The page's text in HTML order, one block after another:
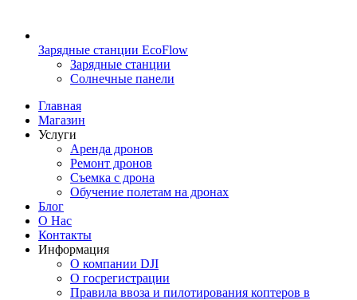
Зарядные станции EcoFlow
Зарядные станции
Солнечные панели
Главная
Магазин
Услуги
Аренда дронов
Ремонт дронов
Съемка с дрона
Обучение полетам на дронах
Блог
О Нас
Контакты
Информация
О компании DJI
О госрегистрации
Правила ввоза и пилотирования коптеров в